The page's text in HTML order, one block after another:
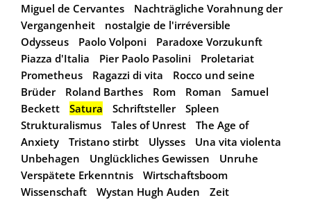
Miguel de Cervantes
Nachträgliche Vorahnung der
Vergangenheit
nostalgie de l'irréversible
Odysseus
Paolo Volponi
Paradoxe Vorzukunft
Piazza d'Italia
Pier Paolo Pasolini
Proletariat
Prometheus
Ragazzi di vita
Rocco und seine
Brüder
Roland Barthes Rom Roman
Samuel
Beckett
Satura Schriftsteller
Spleen
Strukturalismus
Tales of Unrest
The Age of
Anxiety
Tristano stirbt Ulysses
Una vita violenta
Unbehagen
Unglückliches Gewissen
Unruhe
Verspätete Erkenntnis
Wirtschaftsboom
Wissenschaft
Wystan Hugh Auden Zeit